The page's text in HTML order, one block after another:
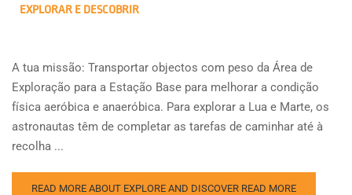
EXPLORAR E DESCOBRIR
A tua missão: Transportar objectos com peso da Área de
Exploração para a Estação Base para melhorar a condição
física aeróbica e anaeróbica. Para explorar a Lua e Marte, os
astronautas têm de completar as tarefas de caminhar até à
recolha ...
READ MORE ABOUT EXPLORE AND DISCOVER READ MORE